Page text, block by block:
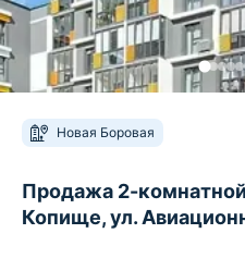
Новая Боровая
Продажа 2-
Копище, ул.